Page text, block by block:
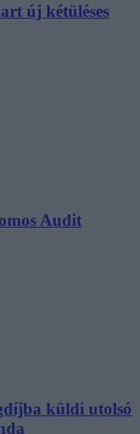
új kétüléses
Audit
küldi utolsó